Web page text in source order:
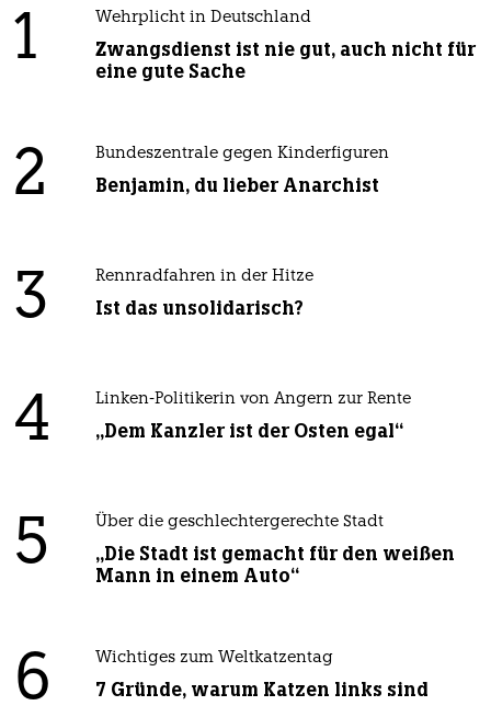
1 Wehrplicht in Deutschland
Zwangsdienst ist nie gut, auch nicht für
eine gute Sache
2 Bundeszentrale gegen Kinderfiguren
Benjamin, du lieber Anarchist
3 Rennradfahren in der Hitze
Ist das unsolidarisch?
4 Linken-Politikerin von Angern zur Rente
„Dem Kanzler ist der Osten egal“
5 Über die geschlechtergerechte Stadt
„Die Stadt ist gemacht für den weißen
Mann in einem Auto“
6 Wichtiges zum Weltkatzentag
7 Gründe, warum Katzen links sind